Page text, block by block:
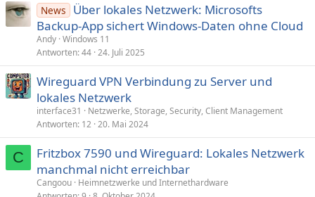
News
Über lokales Netzwerk: Microsofts
Backup-App sichert Windows-Daten ohne Cloud
Andy Windows 11
Antworten 44 24. Juli 2025
Wireguard VPN Verbindung zu Server und
lokales Netzwerk
interface31
Netzwerke, Storage, Security, Client Management
Antworten 12 20. Mai 2024
C
Fritzbox 7590 und Wireguard: Lokales Netzwerk
manchmal nicht erreichbar
Cangoou Heimnetzwerke und Internethardware